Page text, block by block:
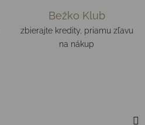
Bežko Klub
zbierajte kredity, priamu zľavu
na nákup